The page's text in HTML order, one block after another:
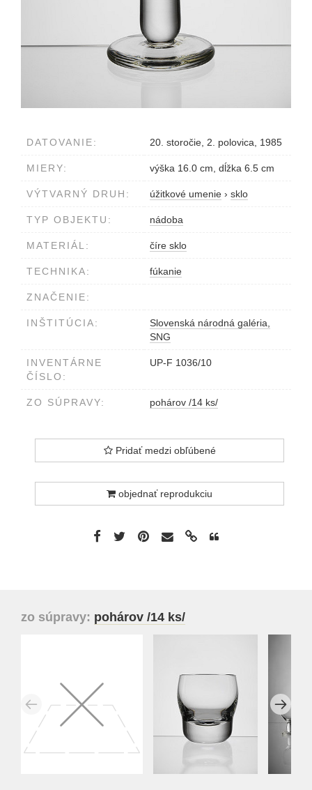
DATOVANIE: 20. storočie, 2. polovica, 1985
MIERY: výška 16.0 cm, dĺžka 6.5 cm
VÝTVARNÝ DRUH: úžitkové umenie › sklo
TYP OBJEKTU: nádoba
MATERIÁL: číre sklo
TECHNIKA: fúkanie
ZNAČENIE:
INŠTITÚCIA:
Slovenská národná galéria,
SNG
INVENTÁRNE
ČÍSLO:
UP-F 1036/10
ZO SÚPRAVY: pohárov /14 ks/
Pridať medzi obľúbené
objednať reprodukciu
zo súpravy: pohárov /14 ks/